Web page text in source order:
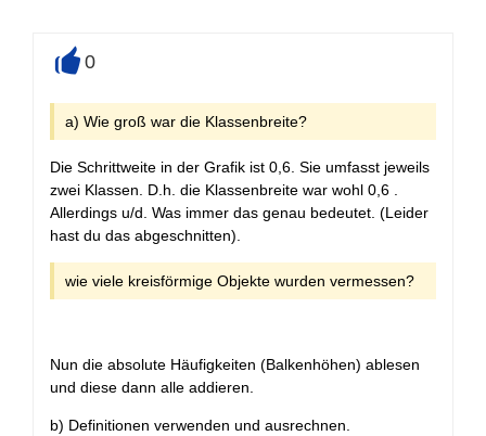
+
0
a) Wie groß war die Klassenbreite?
Die Schrittweite in der Grafik ist 0,6. Sie umfasst jeweils
zwei Klassen. D.h. die Klassenbreite war wohl 0,6 .
Allerdings u/d. Was immer das genau bedeutet. (Leider
hast du das abgeschnitten).
wie viele kreisförmige Objekte wurden vermessen?
Nun die absolute Häufigkeiten (Balkenhöhen) ablesen
und diese dann alle addieren.
b) Definitionen verwenden und ausrechnen.